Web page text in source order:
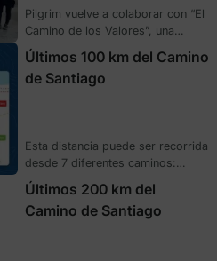
Pilgrim vuelve a colaborar con “El
Camino de los Valores”, una
iniciativa solidaria que combina
deporte, convivencia e inclusión
para jóvenes en riesg o de
recorrieron el Camino de Santiago
viviendo una experiencia
transformadora y educativa.
Pilgrim apoya …
Últimos 100 km del Camino
de Santiago
Esta distancia puede ser recorrida
desde 7 diferentes caminos:
Francés, Primitivo, del Norte,
Portugués, Inglés, Sanabrés y de
Invierno. Aunque existan otras
Últimos 200 km del
Camino de Santiago